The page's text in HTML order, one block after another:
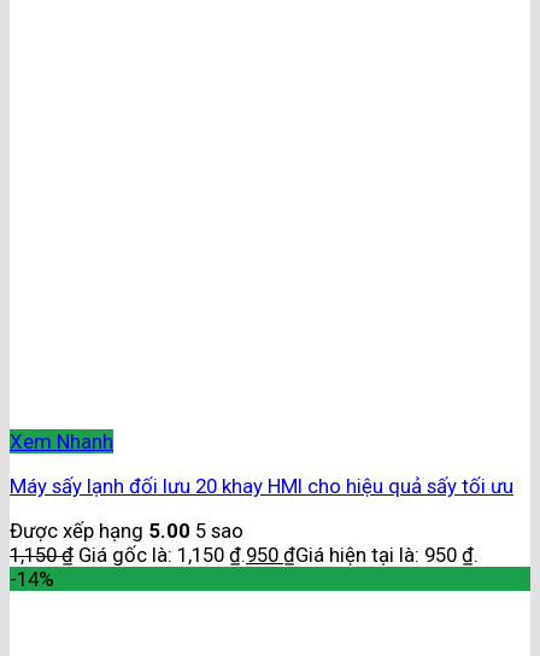
Xem Nhanh
Máy sấy lạnh đối lưu 20 khay HMI cho hiệu quả sấy tối ưu
Được xếp hạng 5.00 5 sao
1,150₫ Giá gốc là: 1,150 ₫.950 ₫Giá hiện tại là: 950 ₫.
-14%